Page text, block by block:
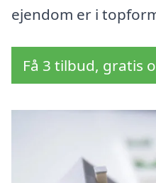
ejendom er i
Få 3 tilbud, gratis